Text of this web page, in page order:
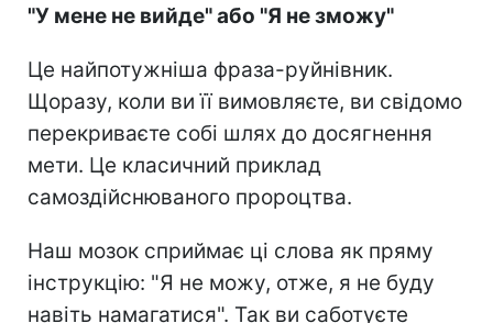
"У мене не вийде" або "Я не зможу"
Це найпотужніша фраза-руйнівник.
Щоразу, коли ви її вимовляєте, ви свідомо
перекриваєте собі шлях до досягнення
мети. Це класичний приклад
самоздійснюваного пророцтва.
Наш мозок сприймає ці слова як пряму
інструкцію: "Я не можу, отже, я не буду
навіть намагатися". Так ви саботуєте